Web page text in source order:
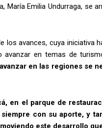
María Emilia Undurraga, se
los avances, cuya
avanzar en temas de
en las regiones
en el parque de
con su aporte, y
este desarrollo